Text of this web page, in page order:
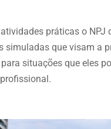
práticas o NPJ
simuladas que visam a
situações que eles